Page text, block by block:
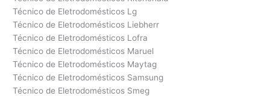
Técnico de Eletrodomésticos Lg
Técnico de Eletrodomésticos Liebherr
Técnico de Eletrodomésticos Lofra
Técnico de Eletrodomésticos Maruel
Técnico de Eletrodomésticos Maytag
Técnico de Eletrodomésticos Samsung
Técnico de Eletrodomésticos Smeg